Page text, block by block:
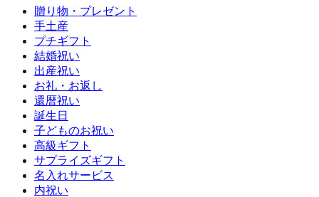
贈り物・プレゼント
手土産
プチギフト
結婚祝い
出産祝い
お礼・お返し
還暦祝い
誕生日
子どものお祝い
高級ギフト
サプライズギフト
名入れサービス
内祝い